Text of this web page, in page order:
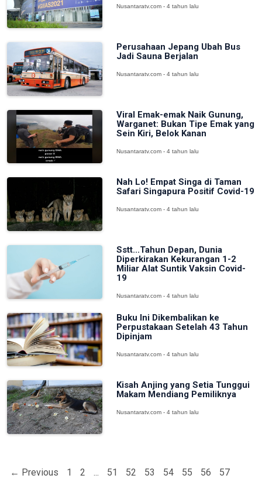
Nusantaratv.com - 4 tahun lalu
Perusahaan Jepang Ubah Bus
Jadi Sauna Berjalan
Nusantaratv.com - 4 tahun lalu
Viral Emak-emak Naik Gunung,
Warganet: Bukan Tipe Emak yang
Sein Kiri, Belok Kanan
Nusantaratv.com - 4 tahun lalu
Nah Lo! Empat Singa di Taman
Safari Singapura Positif Covid-19
Nusantaratv.com - 4 tahun lalu
Sstt...Tahun Depan, Dunia
Diperkirakan Kekurangan 1-2
Miliar Alat Suntik Vaksin Covid-
19
Nusantaratv.com - 4 tahun lalu
Buku Ini Dikembalikan ke
Perpustakaan Setelah 43 Tahun
Dipinjam
Nusantaratv.com - 4 tahun lalu
Kisah Anjing yang Setia Tunggui
Makam Mendiang Pemiliknya
Nusantaratv.com - 4 tahun lalu
← Previous 1 2 ... 51 52 53 54 55 56
57